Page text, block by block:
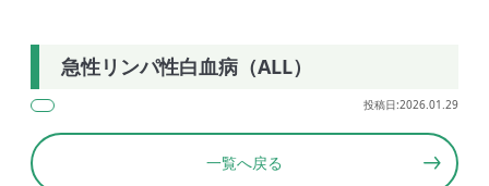
急性リンパ性白血病（ALL）
投稿日:2026.01.29
一覧へ戻る